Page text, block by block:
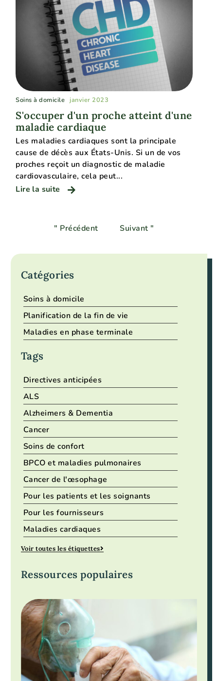
Soins à domicile janvier 2023
S'occuper d'un proche atteint d'une
maladie cardiaque
Les maladies cardiaques sont la principale
cause de décès aux États-Unis. Si un de vos
proches reçoit un diagnostic de maladie
cardiovasculaire, cela peut...
Lire la suite
" Précédent Suivant "
Catégories
Soins à domicile
Planification de la fin de vie
Maladies en phase terminale
Tags
Directives anticipées
ALS
Alzheimers & Dementia
Cancer
Soins de confort
BPCO et maladies pulmonaires
Cancer de l'œsophage
Pour les patients et les soignants
Pour les fournisseurs
Maladies cardiaques
Voir toutes les étiquettes
Ressources populaires